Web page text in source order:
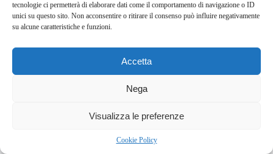
tecnologie ci permetterà di elaborare dati come il comportamento di navigazione o ID
unici su questo sito. Non acconsentire o ritirare il consenso può influire negativamente
su alcune caratteristiche e funzioni.
Accetta
Nega
Visualizza le preferenze
Cookie Policy
Alla Salute Mentale
News Psicologia Cognitiva
Comportamentale